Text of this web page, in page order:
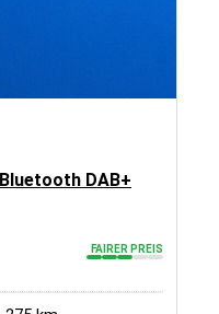
DAB+
FAIRER PREIS